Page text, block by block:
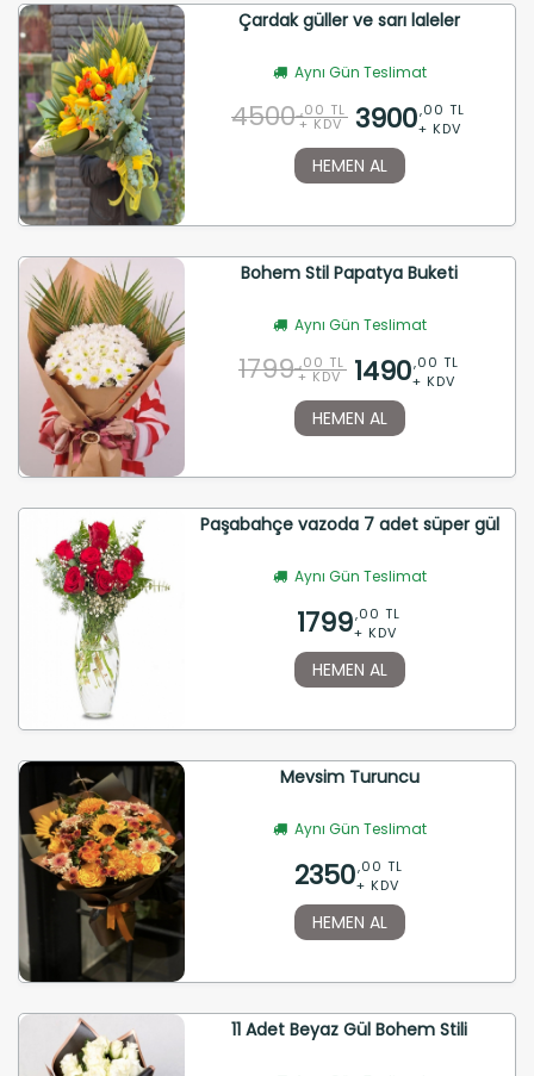
Çardak güller ve sarı laleler
Aynı Gün Teslimat
4500 ,00 TL
+ KDV 3900,00 TL
+ KDV
HEMEN AL
Bohem Stil Papatya Buketi
Aynı Gün Teslimat
1799 ,00 TL
+ KDV 1490,00 TL
+ KDV
HEMEN AL
Paşabahçe vazoda 7 adet süper gül
Aynı Gün Teslimat
1799,00 TL
+ KDV
HEMEN AL
Mevsim Turuncu
Aynı Gün Teslimat
2350,00 TL
+ KDV
HEMEN AL
11 Adet Beyaz Gül Bohem Stili